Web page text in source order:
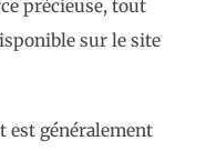
précieuse, tout
sur le site
est généralement